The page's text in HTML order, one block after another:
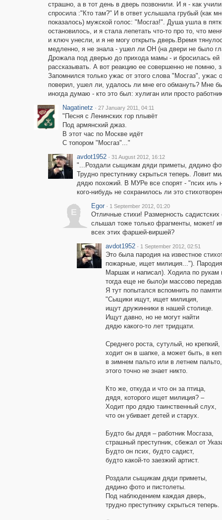
страшно, а в тот день в дверь позвонили. И я - как
спросила :"Кто там?" И в ответ услышала грубый (как
показалось) мужской голос: "Мосгаз!". Душа ушла в
остановилось, и я стала лепетать что-то про то, что
и ключ унесли, и я не могу открыть дверь.Время
медленно, я не знала - ушел ли ОН (на двери не было
Дрожала под дверью до прихода мамы - и бросилась ей
рассказывать. А вот реакцию ее совершенно не помню,
Запомнился только ужас от этого слова "Мосгаз", ужас
поверил, ушел ли, удалось ли мне его обмануть? Мне
иногда думаю - кто это был: хулиган или просто
Nagatinetz · 27 January 2011, 04:11
"Песня с Ленинских гор плывёт
Под армянский джаз.
В этот час по Москве идёт
С топором "Мосгаз"..."
avdot1952 · 31 August 2012, 16:12
"...Роздали сыщикам дяди приметы, дядино
Трудно преступнику скрыться теперь. Ловит
дядю похожий. В МУРе все спорят - "псих иль
кого-нибудь не сохранилось ли это
E
Egor · 1 September 2012, 01:20
Отличные стихи! Размерность
слышал тоже только фрагменты, может/
всех этих фаршей-виршей?
avdot1952 · 1 September 2012, 02:51
Это была пародия на известное
пожарные, ищет милиция...").
Маршак и написал). Ходила по рукам
тогда еще не было)и массово
Я тут попытался вспомнить по
"Сыщики ищут, ищет милиция,
ищут дружинники в нашей столице.
Ищут давно, но не могут найти
дядю какого-то лет тридцати.
Среднего роста, сутулый, но крепкий,
ходит он в шапке, а может быть, в
в зимнем пальто или в летнем
этого точно не знает никто.
Кто же, откуда и что он за птица,
дядя, которого ищет милиция? –
Ходит про дядю таинственный слух,
что он убивает детей и старух.
Будто бы дядя – работник Мосгаза,
страшный преступник, сбежал от
Будто он псих, будто садист,
будто какой-то заезжий артист.
Роздали сыщикам дяди приметы,
дядино фото и пистолеты.
Под наблюдением каждая дверь,
трудно преступнику скрыться теперь.